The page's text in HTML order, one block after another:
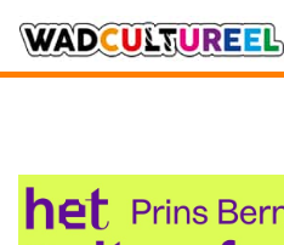
DEELNEMERS
DOE MEE